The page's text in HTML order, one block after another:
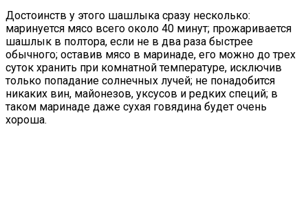
Достоинств у этого шашлыка сразу несколько:
маринуется мясо всего около 40 минут; прожаривается
шашлык в полтора, если не в два раза быстрее
обычного; оставив мясо в маринаде, его можно до трех
суток хранить при комнатной температуре, исключив
только попадание солнечных лучей; не понадобится
никаких вин, майонезов, уксусов и редких специй; в
таком маринаде даже сухая говядина будет очень
хороша.